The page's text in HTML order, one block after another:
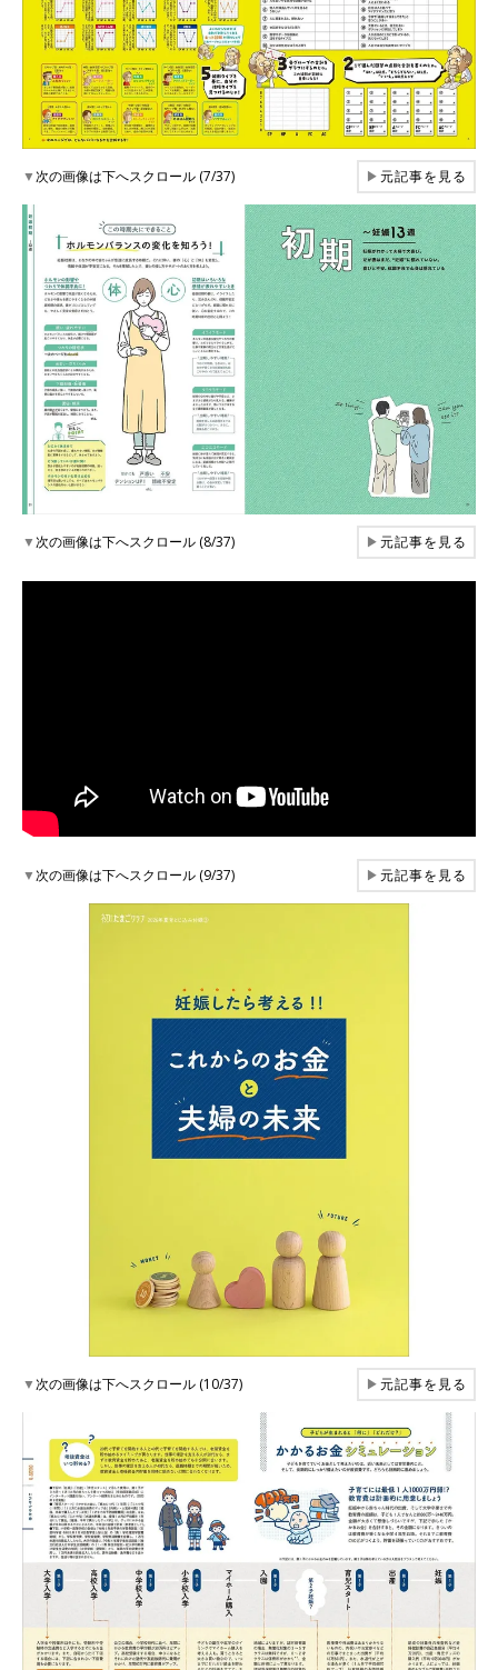
▼次の画像は下へスクロール (7/37) ▶元記事を見る
▼次の画像は下へスクロール (8/37) ▶元記事を見る
▼次の画像は下へスクロール (9/37) ▶元記事を見る
▼次の画像は下へスクロール (10/37) ▶元記事を見る